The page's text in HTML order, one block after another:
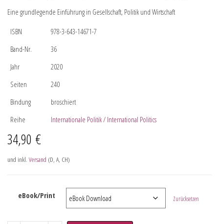
Eine grundlegende Einführung in Gesellschaft, Politik und Wirtschaft
ISBN
978-3-643-14671-7
Band-Nr.
36
Jahr
2020
Seiten
240
Bindung
broschiert
Reihe
Internationale Politik / International Politics
34,90 €
und inkl. Versand (D, A, CH)
eBook/Print Zurücksetzen